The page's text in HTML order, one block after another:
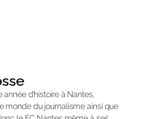
année d’histoire à Nantes,
monde du journalisme ainsi que